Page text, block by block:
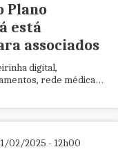
Plano
está
associados
digital,
rede médica
02/2025 - 12h00